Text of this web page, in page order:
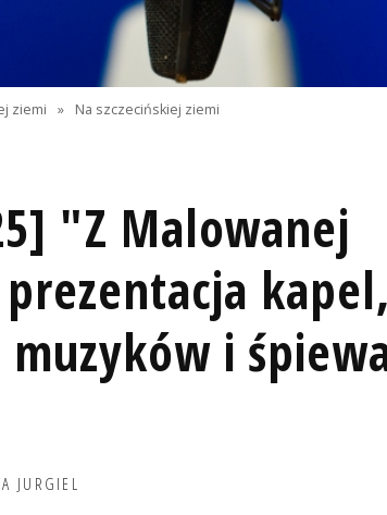
ziemi » Na szczecińskiej ziemi
"Z Malowanej
kapel,
muzyków i
JURGIEL